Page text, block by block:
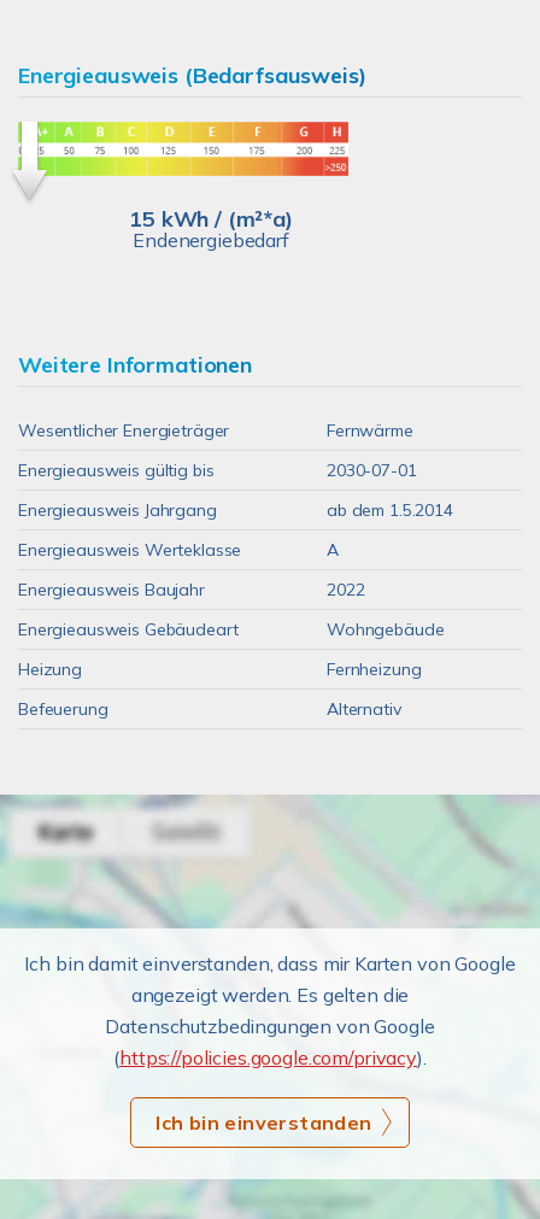
Energieausweis (Bedarfsausweis)
15 kWh / (m²*a)
Endenergiebedarf
Weitere Informationen
Wesentlicher Energieträger
Fernwärme
Energieausweis gültig bis
2030-07-01
Energieausweis Jahrgang
ab dem 1.5.2014
Energieausweis Werteklasse
A
Energieausweis Baujahr
2022
Energieausweis Gebäudeart
Wohngebäude
Heizung
Fernheizung
Befeuerung
Alternativ
Ich bin damit einverstanden, dass mir Karten von Google
angezeigt werden. Es gelten die
Datenschutzbedingungen von Google
(https://policies.google.com/privacy).
Ich bin einverstanden